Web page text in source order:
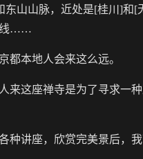
东山山脉，近处是[桂川]和[
线……
都本地人会来这么远。
来这座禅寺是为了寻求一
种讲座，欣赏完美景后，